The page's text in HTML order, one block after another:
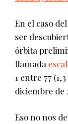
En el caso
ser
órbita
llamada
1 entre 77
diciembre de
Eso no nos